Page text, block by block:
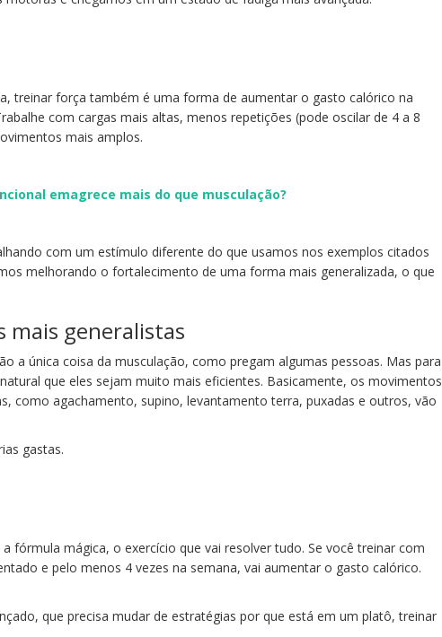
treinar força também é uma forma de aumentar o gasto calórico na
com cargas mais altas, menos repetições (pode oscilar de 4 a 8
mais amplos.
emagrece mais do que musculação?
com um estímulo diferente do que usamos nos exemplos citados
melhorando o fortalecimento de uma forma mais generalizada, o que
mais generalistas
a única coisa da musculação, como pregam algumas pessoas. Mas para
que eles sejam muito mais eficientes. Basicamente, os movimentos
como agachamento, supino, levantamento terra, puxadas e outros, vão
gastas.
fórmula mágica, o exercício que vai resolver tudo. Se você treinar com
e pelo menos 4 vezes na semana, vai aumentar o gasto calórico.
que precisa mudar de estratégias por que está em um platô, treinar